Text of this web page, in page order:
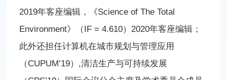
2019年客座编辑，《Science of The Total
Environment》（IF = 4.610）2020年客座编辑；
此外还担任计算机在城市规划与管理应用
（CUPUM’19）,清洁生产与可持续发展